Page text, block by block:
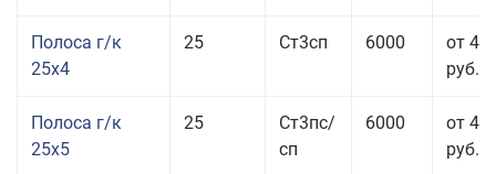
Полоса г/к
25x4
25 Ст3сп 6000
от 43
руб.
Полоса г/к
25x5
25
Ст3пс/
сп
6000
от 42
руб.